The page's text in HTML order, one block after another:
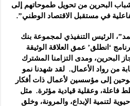
شباب البحرين من تحويل طموحاتهم إلى
في مستقبل الاقتصاد الوطني”.
الرئيس التنفيذي لمجموعة بنك
‘انطلق’ عمق العلاقة الوثيقة
البحرين، ومدى التزامنا المشترك
من رواد الأعمال. لقد شهدنا نمو
إلى مؤسسين لأعمال ذات أفكار
فاعلة، وعقلية قيادية مؤثرة. مثل
لتنمية الإبداع، والمرونة، وخلق